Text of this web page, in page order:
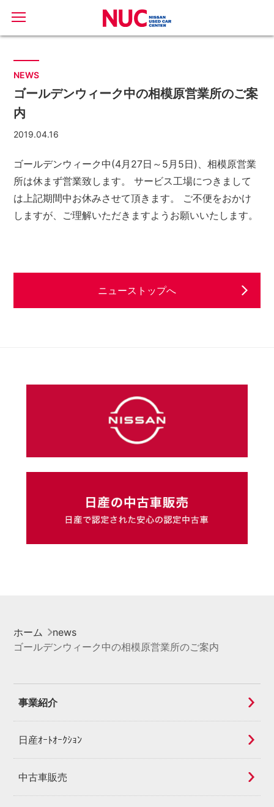
NEWS
ゴールデンウィーク中の相模原営業所のご案
内
2019.04.16
ゴールデンウィーク中(4月27日～5月5日)、相模原営業
所は休まず営業致します。
サービス工場につきまして
は上記期間中お休みさせて頂きます。
ご不便をおかけ
しますが、ご理解いただきますようお願いいたします。
ニューストップへ
ホーム
news
ゴールデンウィーク中の相模原営業所のご案内
事業紹介
日産ｵｰﾄｵｰｸｼｮﾝ
中古車販売